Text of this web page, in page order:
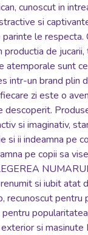
cunoscut in
si
le respecta.
de
atemporale sunt
intr-un brand plin
zi este o
descoperit.
si imaginativ,
si ii indeamna pe
pe copii sa
si iubit atat
recunoscut pentru
si masinute